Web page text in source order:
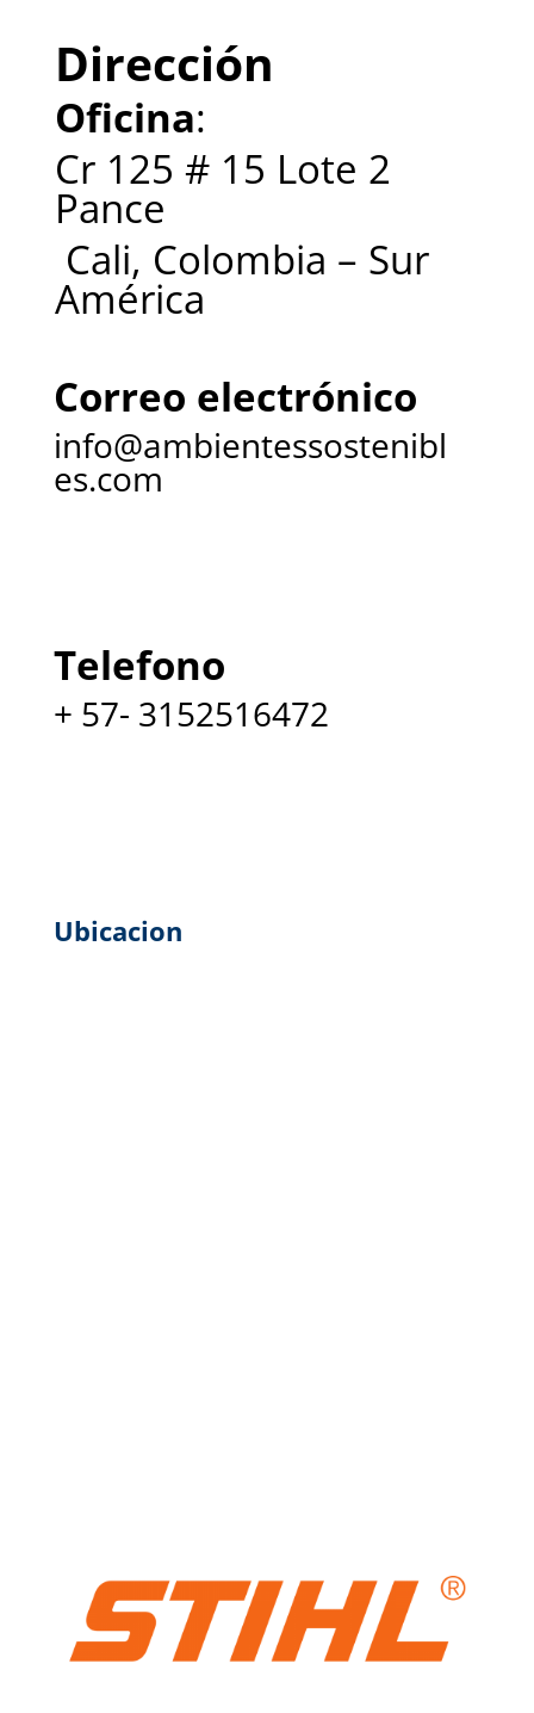
Dirección
Oficina:
Cr 125 # 15 Lote 2
Pance
Cali, Colombia – Sur
América
Correo electrónico
info@ambientessostenibl
es.com
Telefono
+ 57- 3152516472
Ubicacion